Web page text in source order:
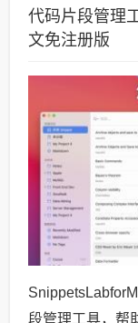
代码片段管理
文免注册版
段管理工具，帮